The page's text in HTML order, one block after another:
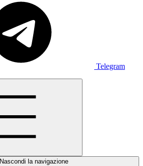
Telegram
Nascondi la navigazione